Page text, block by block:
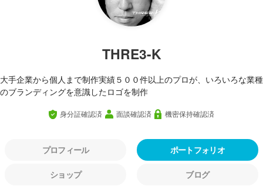
THRE3-K
大手企業から個人まで制作実績５００件以上のプロが、いろいろな業種
のブランディングを意識したロゴを制作
身分証確認済 面談確認済 機密保持確認済
プロフィール ポートフォリオ
ショップ ブログ